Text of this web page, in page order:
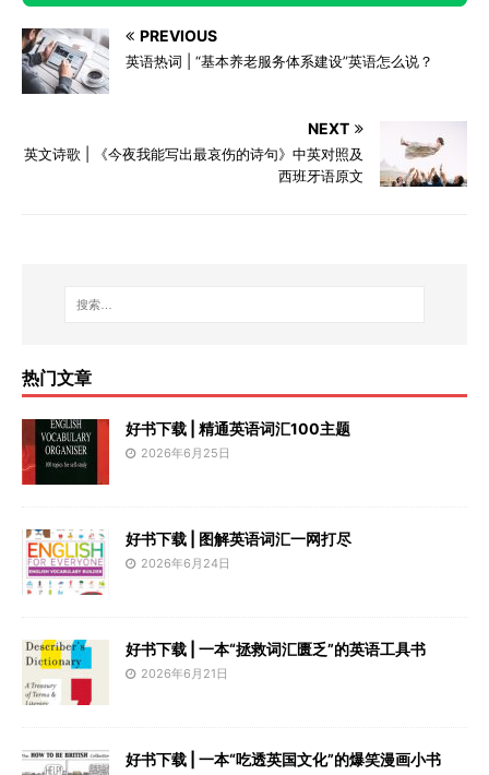
PREVIOUS
英语热词 | “基本养老服务体系建设”英语怎么说？
NEXT
英文诗歌 | 《今夜我能写出最哀伤的诗句》中英对照及
西班牙语原文
热门文章
好书下载 | 精通英语词汇100主题
2026年6月25日
好书下载 | 图解英语词汇一网打尽
2026年6月24日
好书下载 | 一本“拯救词汇匮乏”的英语工具书
2026年6月21日
好书下载 | 一本“吃透英国文化”的爆笑漫画小书